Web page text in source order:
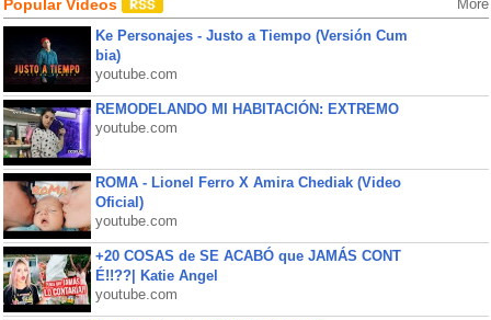
Popular Videos More
Ke Personajes - Justo a Tiempo (Versión Cum
bia)
youtube.com
REMODELANDO MI HABITACIÓN: EXTREMO
youtube.com
ROMA - Lionel Ferro X Amira Chediak (Video
Oficial)
youtube.com
+20 COSAS de SE ACABÓ que JAMÁS CONT
É!!??| Katie Angel
youtube.com